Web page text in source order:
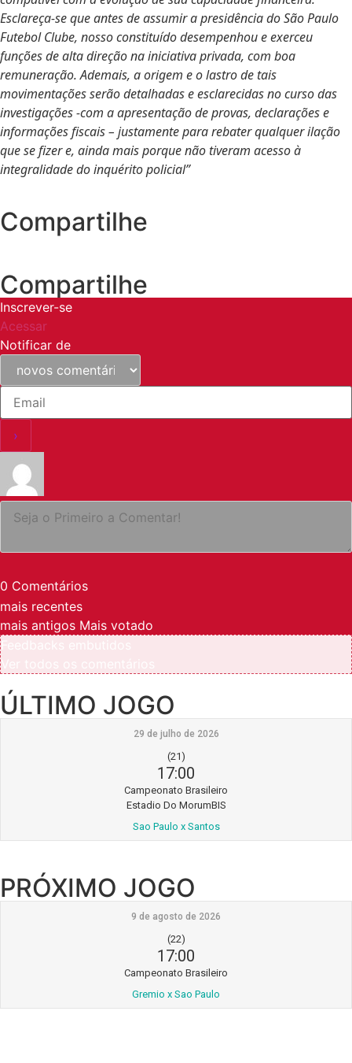
Esclareça-se que antes de assumir a presidência do São Paulo
Futebol Clube, nosso constituído desempenhou e exerceu
funções de alta direção na iniciativa privada, com boa
remuneração.Ademais, a origem e o lastro de tais
movimentações serão detalhadas e esclarecidas no curso das
investigações -com a apresentação de provas, declarações e
informações fiscais – justamente para rebater qualquer ilação
que se fizer e, ainda mais porque não tiveram acesso à
integralidade do inquérito policial”
Compartilhe
Compartilhe
Inscrever-se
Acessar
Notificar de
0 Comentários
mais recentes
mais antigos Mais votado
ÚLTIMO JOGO
29 de julho de 2026
(21)
17:00
Campeonato Brasileiro
Estadio Do MorumBIS
Sao Paulo x Santos
PRÓXIMO JOGO
9 de agosto de 2026
(22)
17:00
Campeonato Brasileiro
Gremio x Sao Paulo